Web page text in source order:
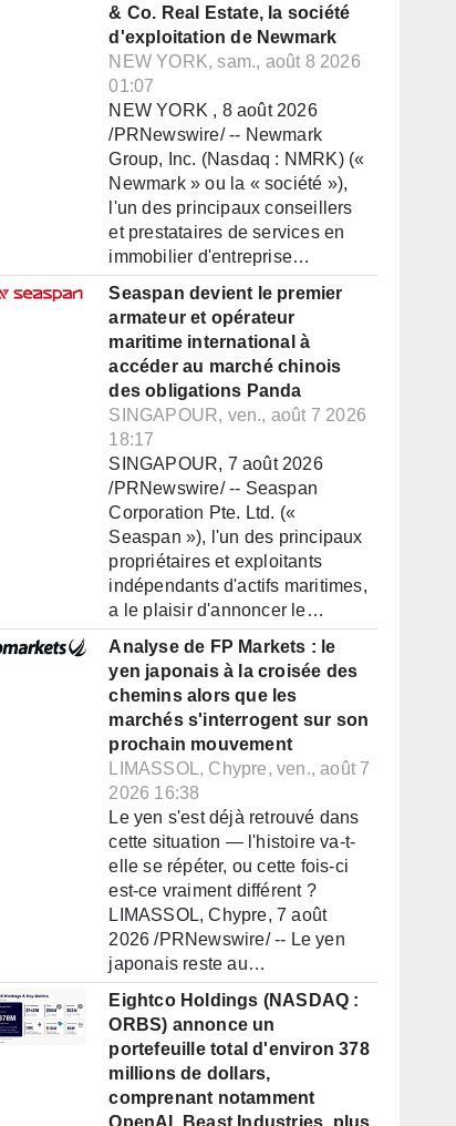
& Co. Real Estate, la société
d'exploitation de Newmark
NEW YORK, sam., août 8 2026
01:07
NEW YORK , 8 août 2026
/PRNewswire/ -- Newmark
Group, Inc. (Nasdaq : NMRK) («
Newmark » ou la « société »),
l'un des principaux conseillers
et prestataires de services en
immobilier d'entreprise…
Seaspan devient le premier
armateur et opérateur
maritime international à
accéder au marché chinois
des obligations Panda
SINGAPOUR, ven., août 7 2026
18:17
SINGAPOUR, 7 août 2026
/PRNewswire/ -- Seaspan
Corporation Pte. Ltd. («
Seaspan »), l'un des principaux
propriétaires et exploitants
indépendants d'actifs maritimes,
a le plaisir d'annoncer le…
Analyse de FP Markets : le
yen japonais à la croisée des
chemins alors que les
marchés s'interrogent sur son
prochain mouvement
LIMASSOL, Chypre, ven., août 7
2026 16:38
Le yen s'est déjà retrouvé dans
cette situation — l'histoire va-t-
elle se répéter, ou cette fois-ci
est-ce vraiment différent ?
LIMASSOL, Chypre, 7 août
2026 /PRNewswire/ -- Le yen
japonais reste au…
Eightco Holdings (NASDAQ :
ORBS) annonce un
portefeuille total d'environ 378
millions de dollars,
comprenant notamment
OpenAI, Beast Industries, plus